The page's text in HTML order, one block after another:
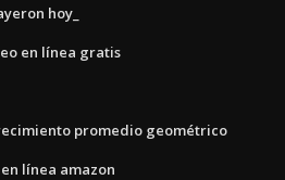
hoy_
en línea gratis
promedio geométrico
línea amazon